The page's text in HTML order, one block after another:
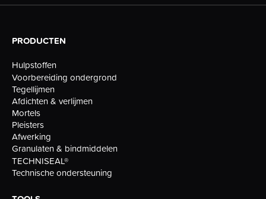
PRODUCTEN
Hulpstoffen
Voorbereiding ondergrond
Tegellijmen
Afdichten & verlijmen
Mortels
Pleisters
Afwerking
Granulaten & bindmiddelen
TECHNISEAL®
Technische ondersteuning